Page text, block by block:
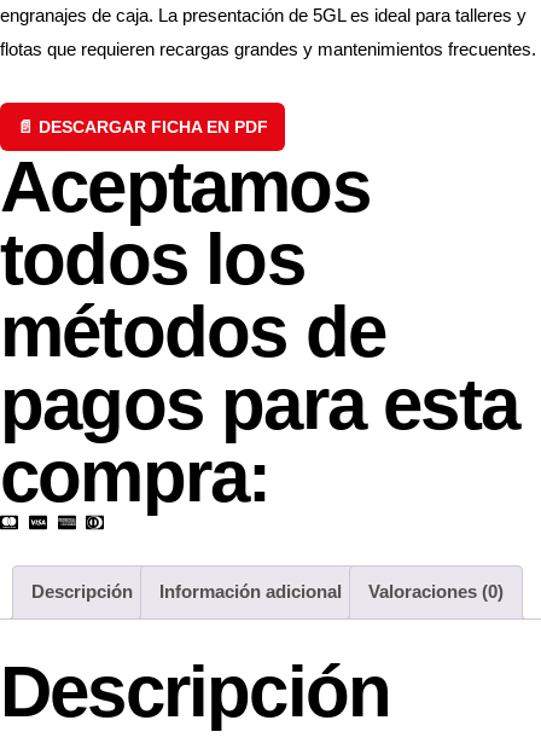
engranajes de caja. La presentación de 5GL es ideal para talleres y
flotas que requieren recargas grandes y mantenimientos frecuentes.
📄 DESCARGAR FICHA EN PDF
Aceptamos
todos los
métodos de
pagos para esta
compra:
Descripción Información adicional Valoraciones (0)
Descripción